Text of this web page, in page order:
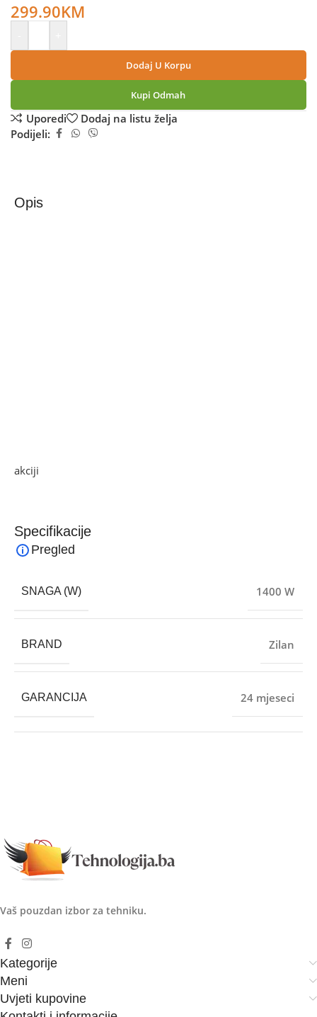
299.90KM
Dodaj U Korpu
Kupi Odmah
Uporedi
Dodaj na listu želja
Podijeli:
Opis
akciji
Specifikacije
Pregled
SNAGA (W) 1400 W
BRAND Zilan
GARANCIJA 24 mjeseci
Vaš pouzdan izbor za tehniku.
Kategorije
Meni
Uvjeti kupovine